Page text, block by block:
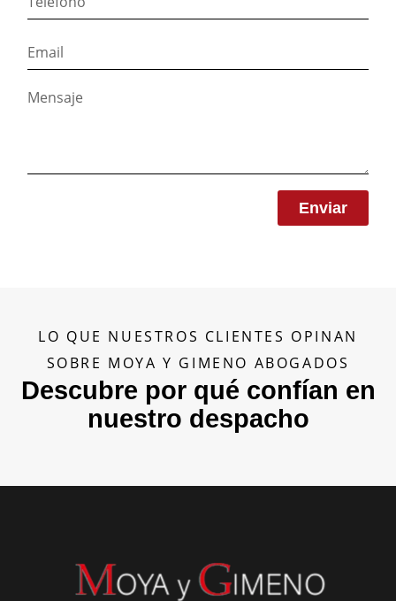
Enviar
LO QUE NUESTROS CLIENTES OPINAN
SOBRE MOYA Y GIMENO ABOGADOS
Descubre por qué confían en
nuestro despacho